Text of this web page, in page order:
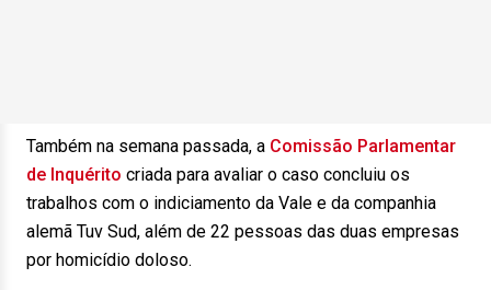
Também na semana passada, a Comissão Parlamentar
de Inquérito criada para avaliar o caso concluiu os
trabalhos com o indiciamento da Vale e da companhia
alemã Tuv Sud, além de 22 pessoas das duas empresas
por homicídio doloso.